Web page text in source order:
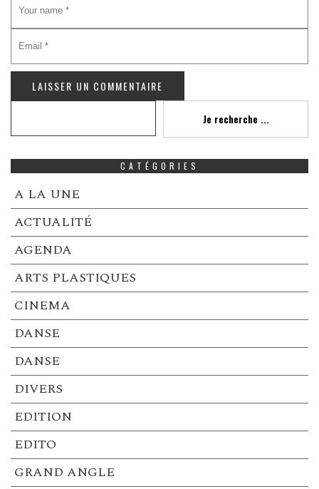
Je recherche ...
CATÉGORIES
A LA UNE
ACTUALITÉ
AGENDA
ARTS PLASTIQUES
CINEMA
DANSE
DANSE
DIVERS
EDITION
EDITO
GRAND ANGLE